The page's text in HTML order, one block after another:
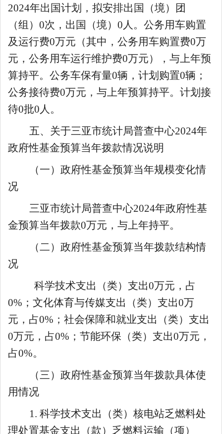
2024年出国计划，拟安排出国（境）
团
（组 ） 0次，出国（境） 0 人。公务用车购置
及运行费0万元（其中， 公务用车购置费0万
元 ，公务用车运行维护费0万元） ，与 上年预
算持平。 公务车保有量0辆，计划购置0辆 ；
公务接待费0万元，与 上年预算持平。 计划接
待0批0 人 。
五、关于三亚市统计局普查中心2024年
政府性基金预算当年拨款情况说明
（一）政府性基金预算当年规模变化情
况
三亚市统计局普查中心2024年政府性基
金预算当年拨款0万元， 与上年持平。
（二）政府性基金预算当年拨款结构情
况
科学技术支出（类）支出0万元，占
0%；文化体育与传媒支出（类） 支出0万
元，占0%；社会保障和就业支出（类） 支出
0万元，占0%；节能环保（类） 支出0万元，
占0%。
（三）政府性基金预算当年拨款具体使
用情况
1. 科学技术支出（类）核电站乏燃料处
理处置基金支出（款）乏燃料运输（项）